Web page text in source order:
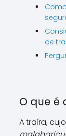
de
O que é
A traíra,